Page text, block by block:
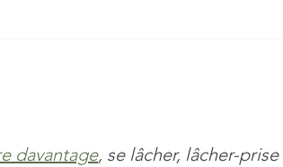
davantage, se lâcher, lâcher-